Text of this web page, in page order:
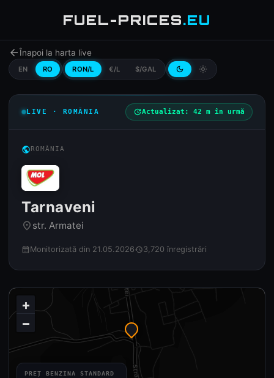
FUEL-PRICES.EU
arrow_backÎnapoi la harta live
EN RO RON/L €/L $/GAL dark_mode light_mode
LIVE · ROMÂNIA updateActualizat: 42 m în urmă
publicROMÂNIA
Tarnaveni
place str. Armatei
calendar_month Monitorizată din 21.05.2026history3,720 înregistrări
+
−
PREȚ BENZINA STANDARD